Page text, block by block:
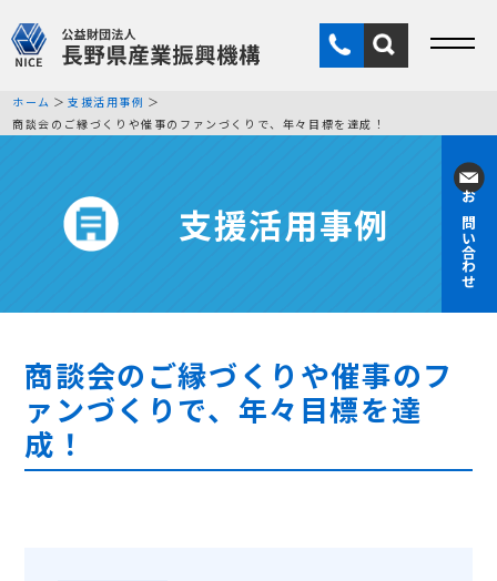
お問い合わせ
ホーム
支援活用事例
商談会のご縁づくりや催事のファンづくりで、年々目標を達成！
支援活用事例
商談会のご縁づくりや催事のフ
ァンづくりで、年々目標を達
成！